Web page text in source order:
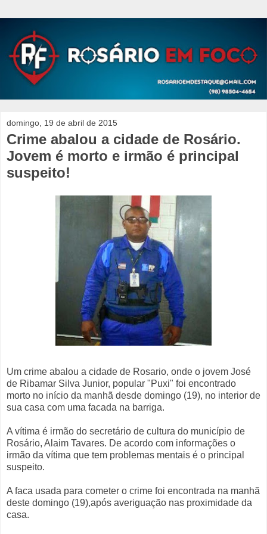
domingo, 19 de abril de 2015
Crime abalou a cidade de Rosário.
Jovem é morto e irmão é principal
suspeito!
Um crime abalou a cidade de Rosario, onde o jovem José
de Ribamar Silva Junior, popular "Puxi" foi encontrado
morto no início da manhã desde domingo (19), no interior de
sua casa com uma facada na barriga.
A vítima é irmão do secretário de cultura do município de
Rosário, Alaim Tavares. De acordo com informações o
irmão da vítima que tem problemas mentais é o principal
suspeito.
A faca usada para cometer o crime foi encontrada na manhã
deste domingo (19),após averiguação nas proximidade da
casa.